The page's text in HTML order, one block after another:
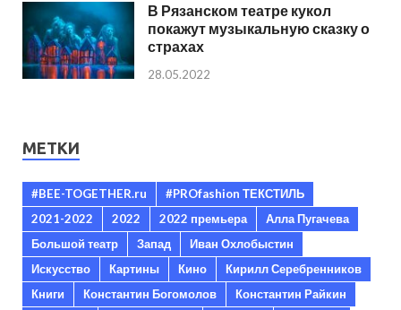
В Рязанском театре кукол
покажут музыкальную сказку о
страхах
28.05.2022
МЕТКИ
#BEE-TOGETHER.ru
#PROfashion ТЕКСТИЛЬ
2021-2022
2022 2022 премьера
Алла Пугачева
Большой театр
Запад
Иван Охлобыстин
Искусство
Картины Кино
Кирилл Серебренников
Книги
Константин Богомолов
Константин Райкин